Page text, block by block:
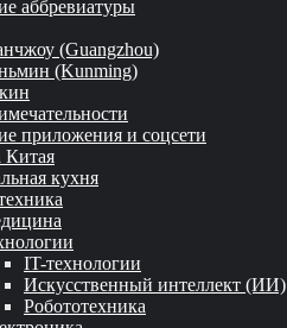
аббревиатуры
(Guangzhou)
(Kunming)
приложения и соцсети
Китая
кухня
IT-технологии
Искусственный интеллект (ИИ)
Робототехника